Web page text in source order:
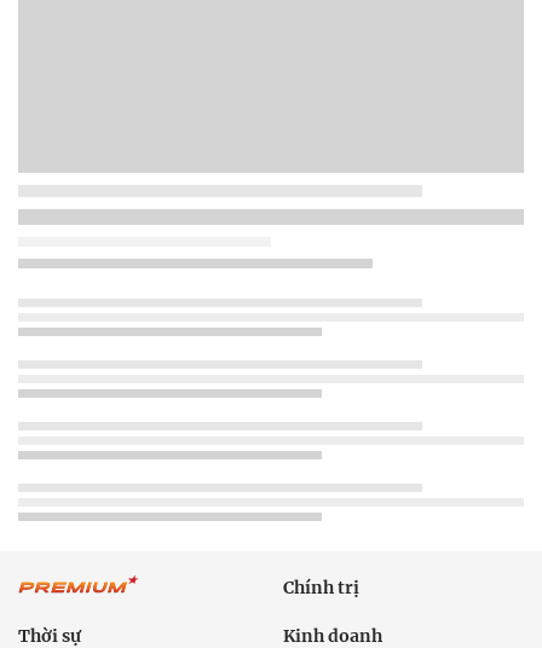
Chính trị
Thời sự Kinh doanh